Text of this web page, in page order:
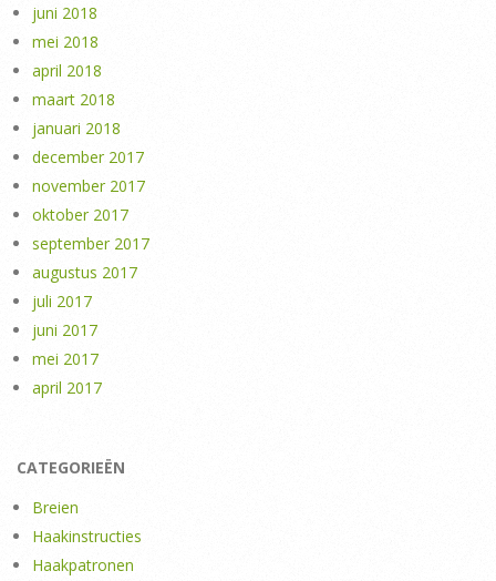
juni 2018
mei 2018
april 2018
maart 2018
januari 2018
december 2017
november 2017
oktober 2017
september 2017
augustus 2017
juli 2017
juni 2017
mei 2017
april 2017
CATEGORIEËN
Breien
Haakinstructies
Haakpatronen